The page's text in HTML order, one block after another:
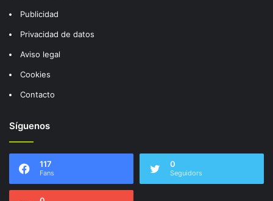
Publicidad
Privacidad de datos
Aviso legal
Cookies
Contacto
Síguenos
117
Fans
0
Seguidors